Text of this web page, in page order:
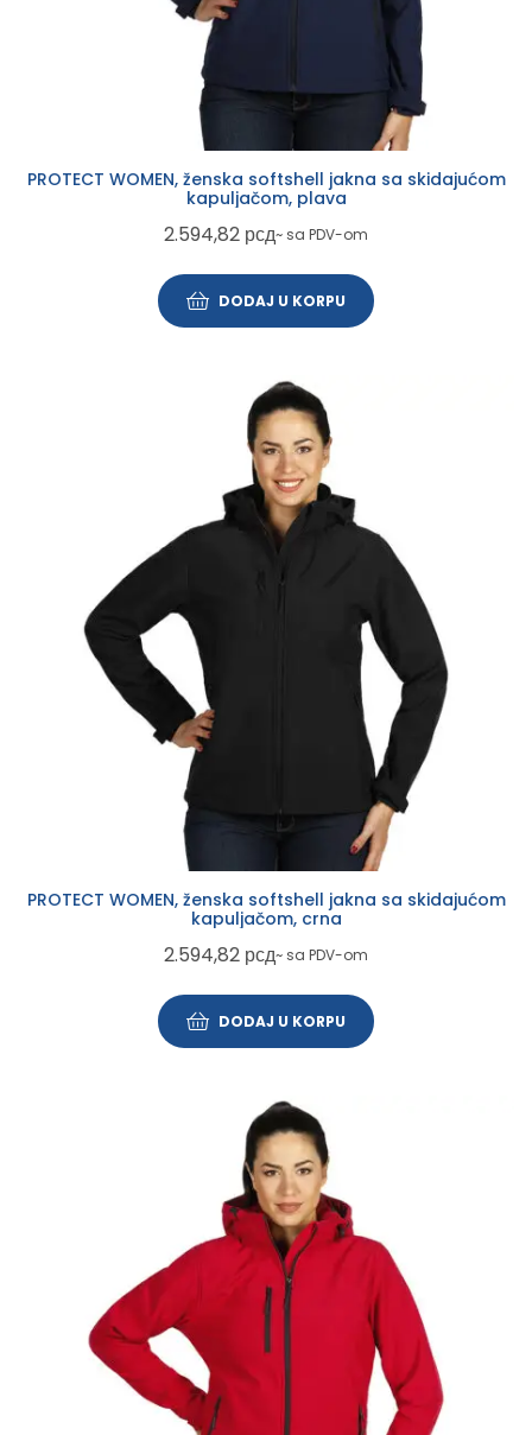
PROTECT WOMEN, ženska softshell jakna sa skidajućom
kapuljačom, plava
2.594,82 рсд~ sa PDV-om
DODAJ U KORPU
PROTECT WOMEN, ženska softshell jakna sa skidajućom
kapuljačom, crna
2.594,82 рсд~ sa PDV-om
DODAJ U KORPU